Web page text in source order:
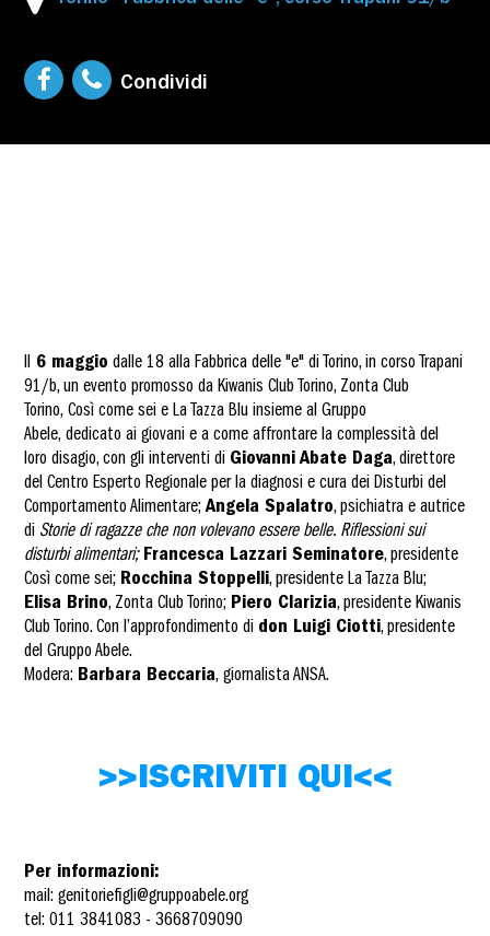
Condividi
Il 6 maggio dalle 18 alla Fabbrica delle "e" di Torino, in corso Trapani
91/b, un evento promosso da Kiwanis Club Torino, Zonta Club
Torino, Così come sei e La Tazza Blu insieme al Gruppo
Abele, dedicato ai giovani e a come affrontare la complessità del
loro disagio, con gli interventi di Giovanni Abate Daga, direttore
del Centro Esperto Regionale per la diagnosi e cura dei Disturbi del
Comportamento Alimentare;Angela Spalatro, psichiatra e autrice
di Storie di ragazze che non volevano essere belle. Riflessioni sui
disturbi alimentari; Francesca Lazzari Seminatore, presidente
Così come sei; Rocchina Stoppelli, presidente La Tazza Blu;
Elisa Brino, Zonta Club Torino; Piero Clarizia, presidente Kiwanis
Club Torino. Con l’approfondimento di don Luigi Ciotti, presidente
del Gruppo Abele.
Modera: Barbara Beccaria, giornalista ANSA.
>>ISCRIVITI QUI<<
Per informazioni:
mail: genitoriefigli@gruppoabele.org
tel: 011 3841083 - 3668709090